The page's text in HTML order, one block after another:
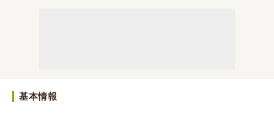
基本情報